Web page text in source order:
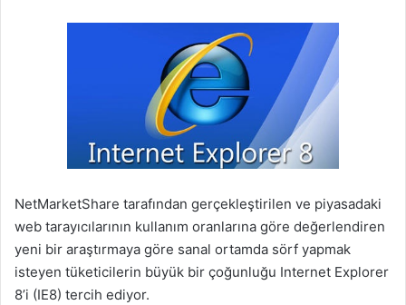
NetMarketShare tarafından gerçekleştirilen ve piyasadaki
web tarayıcılarının kullanım oranlarına göre değerlendiren
yeni bir araştırmaya göre sanal ortamda sörf yapmak
isteyen tüketicilerin büyük bir çoğunluğu Internet Explorer
8’i (IE8) tercih ediyor.